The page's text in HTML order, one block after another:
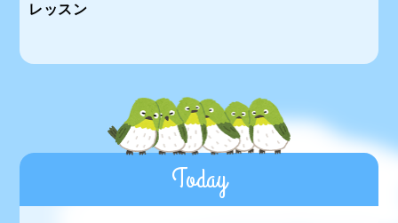
レッスン
Today